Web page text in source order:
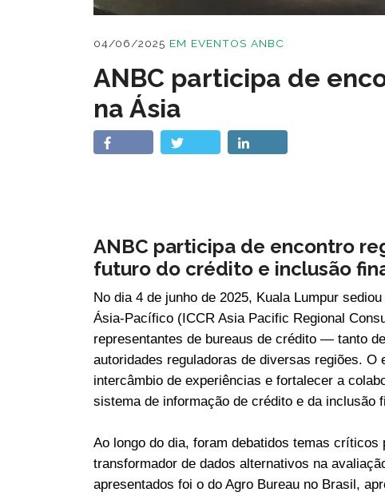
04/06/2025 EM EVENTOS ANBC
ANBC participa de
na Ásia
ANBC participa de encontro
futuro do crédito e inclusão
No dia 4 de junho de 2025, Kuala Lumpur
Ásia-Pacífico (ICCR Asia Pacific Regional
representantes de bureaus de crédito — tanto
autoridades reguladoras de diversas regiões.
intercâmbio de experiências e fortalecer a
sistema de informação de crédito e da inclusão
Ao longo do dia, foram debatidos temas
transformador de dados alternativos na
apresentados foi o do Agro Bureau no Brasil,